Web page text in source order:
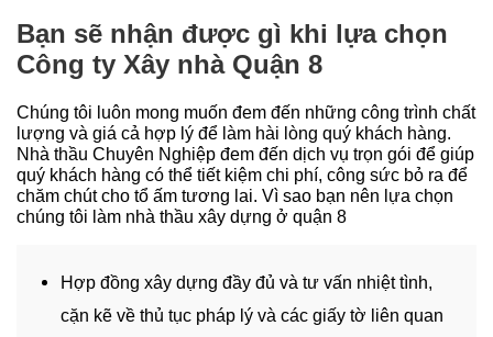
Bạn sẽ nhận được gì khi lựa chọn
Công ty Xây nhà Quận 8
Chúng tôi luôn mong muốn đem đến những công trình chất
lượng và giá cả hợp lý để làm hài lòng quý khách hàng.
Nhà thầu Chuyên Nghiệp đem đến dịch vụ trọn gói để giúp
quý khách hàng có thể tiết kiệm chi phí, công sức bỏ ra để
chăm chút cho tổ ấm tương lai. Vì sao bạn nên lựa chọn
chúng tôi làm nhà thầu xây dựng ở quận 8
Hợp đồng xây dựng đầy đủ và tư vấn nhiệt tình,
cặn kẽ về thủ tục pháp lý và các giấy tờ liên quan